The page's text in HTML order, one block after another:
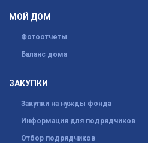
МОЙ ДОМ
Фотоотчеты
Баланс дома
ЗАКУПКИ
Закупки на нужды фонда
Информация для подрядчиков
Отбор подрядчиков